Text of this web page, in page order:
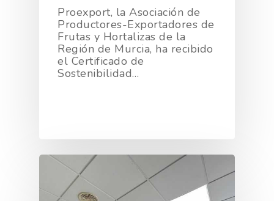
Proexport, la Asociación de
Productores-Exportadores de
Frutas y Hortalizas de la
Región de Murcia, ha recibido
el Certificado de
Sostenibilidad…
La Asociación
Nosotros
Servicios
Forma Parte De
PROEXPORT
Empresas
Actualidad
Agua
Calidad Y Seguridad
AgroCIFRAS
Comunicación 2024
Datos 2024
Empleo Y